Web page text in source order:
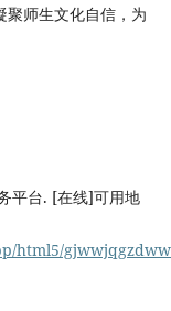
聚师生文化自信，为
平台. [在线]可用地
html5/